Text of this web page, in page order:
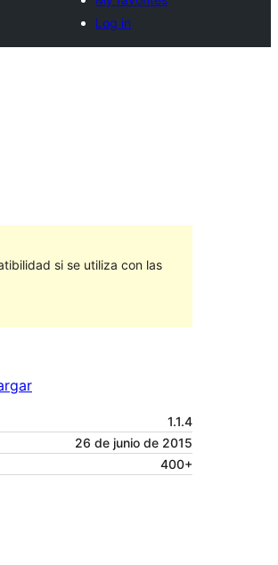
Log in
si se utiliza con las
1.1.4
26 de junio de 2015
400+